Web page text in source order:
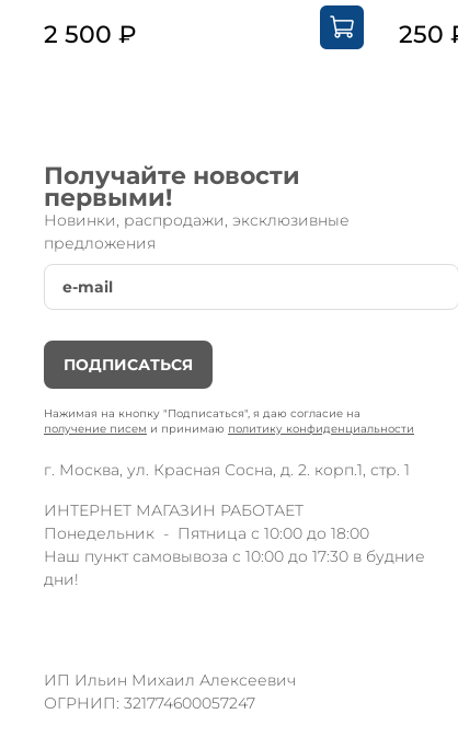
2 500 ₽ 250
Получайте новости
первыми!
Новинки, распродажи, эксклюзивные
предложения
ПОДПИСАТЬСЯ
Нажимая на кнопку "Подписаться", я даю согласие на
получение писем и принимаю политику конфиденциальности
г. Москва, ул. Красная Сосна, д. 2. корп.1, стр. 1
ИНТЕРНЕТ МАГАЗИН РАБОТАЕТ
Понедельник - Пятница с 10:00 до 18:00
Наш пункт самовывоза с 10:00 до 17:30 в будние
дни!
ИП Ильин Михаил Алексеевич
ОГРНИП: 321774600057247